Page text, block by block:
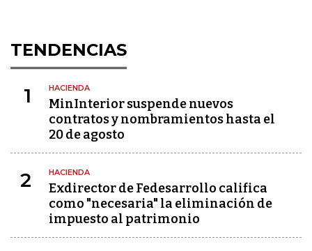
TENDENCIAS
1 HACIENDA
MinInterior suspende nuevos
contratos y nombramientos hasta el
20 de agosto
2 HACIENDA
Exdirector de Fedesarrollo califica
como "necesaria" la eliminación de
impuesto al patrimonio